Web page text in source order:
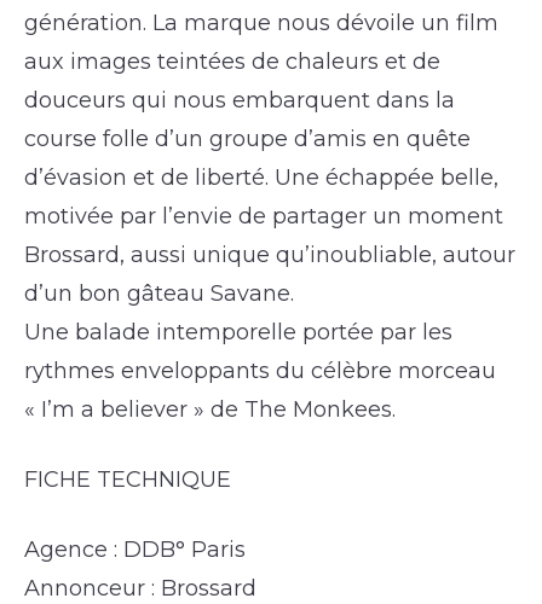
génération. La marque nous dévoile un film
aux images teintées de chaleurs et de
douceurs qui nous embarquent dans la
course folle d’un groupe d’amis en quête
d’évasion et de liberté. Une échappée belle,
motivée par l’envie de partager un moment
Brossard, aussi unique qu’inoubliable, autour
d’un bon gâteau Savane.
Une balade intemporelle portée par les
rythmes enveloppants du célèbre morceau
« I’m a believer » de The Monkees.
FICHE TECHNIQUE
Agence : DDB° Paris
Annonceur : Brossard